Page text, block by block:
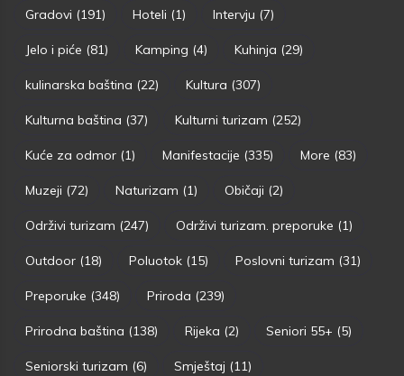
Gradovi (191) Hoteli (1) Intervju (7)
Jelo i piće (81) Kamping (4) Kuhinja (29)
kulinarska baština (22) Kultura (307)
Kulturna baština (37) Kulturni turizam (252)
Kuće za odmor (1) Manifestacije (335) More (83)
Muzeji (72) Naturizam (1) Običaji (2)
Održivi turizam (247) Održivi turizam. preporuke (1)
Outdoor (18) Poluotok (15) Poslovni turizam (31)
Preporuke (348) Priroda (239)
Prirodna baština (138) Rijeka (2) Seniori 55+ (5)
Seniorski turizam (6) Smještaj (11)